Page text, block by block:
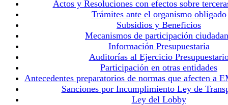
Actos y Resoluciones con efectos sobre
Trámites ante el organismo obligado
Subsidios y Beneficios
Mecanismos de participación
Información Presupuestaria
Auditorías al Ejercicio
Participación en otras entidades
Antecedentes preparatorios de normas que afecten a
Sanciones por Incumplimiento Ley de
Ley del Lobby